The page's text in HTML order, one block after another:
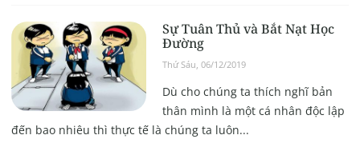
Sự Tuân Thủ và Bắt Nạt Học
Đường
Thứ Sáu, 06/12/2019
Dù cho chúng ta thích nghĩ bản
thân mình là một cá nhân độc lập
đến bao nhiêu thì thực tế là chúng ta luôn...